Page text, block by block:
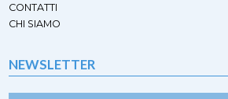
CONTATTI
CHI SIAMO
NEWSLETTER